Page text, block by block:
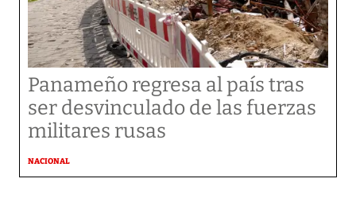
Panameño regresa al país tras
ser desvinculado de las fuerzas
militares rusas
NACIONAL